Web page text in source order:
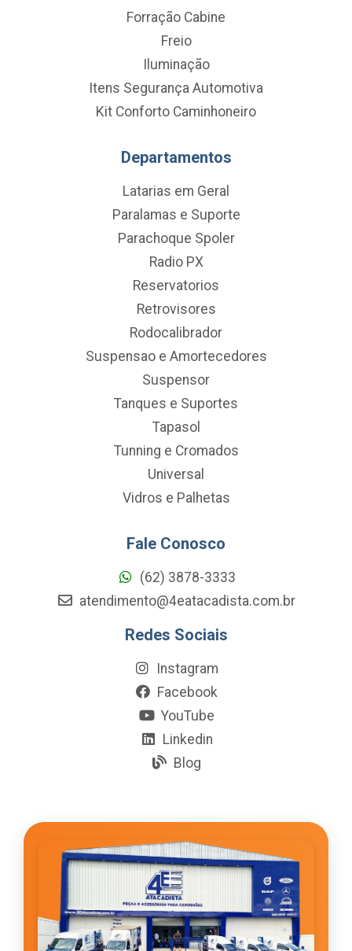
Forração Cabine
Freio
Iluminação
Itens Segurança Automotiva
Kit Conforto Caminhoneiro
Departamentos
Latarias em Geral
Paralamas e Suporte
Parachoque Spoler
Radio PX
Reservatorios
Retrovisores
Rodocalibrador
Suspensao e Amortecedores
Suspensor
Tanques e Suportes
Tapasol
Tunning e Cromados
Universal
Vidros e Palhetas
Fale Conosco
(62) 3878-3333
atendimento@4eatacadista.com.br
Redes Sociais
Instagram
Facebook
YouTube
Linkedin
Blog